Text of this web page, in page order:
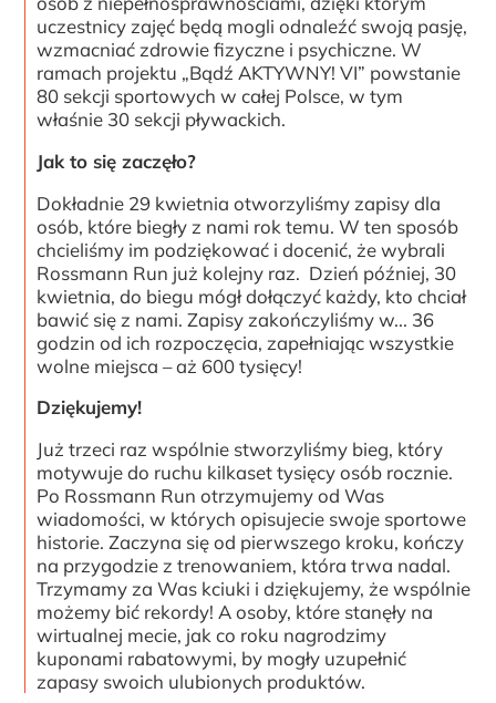
uczestnicy zajęć będą mogli odnaleźć swoją pasję,
wzmacniać zdrowie fizyczne i psychiczne. W
ramach projektu „Bądź AKTYWNY! VI” powstanie
80 sekcji sportowych w całej Polsce, w tym
właśnie 30 sekcji pływackich.
Jak to się zaczęło?
Dokładnie 29 kwietnia otworzyliśmy zapisy dla
osób, które biegły z nami rok temu. W ten sposób
chcieliśmy im podziękować i docenić, że wybrali
Rossmann Run już kolejny raz. Dzień później, 30
kwietnia, do biegu mógł dołączyć każdy, kto chciał
bawić się z nami. Zapisy zakończyliśmy w... 36
godzin od ich rozpoczęcia, zapełniając wszystkie
wolne miejsca – aż 600 tysięcy!
Dziękujemy!
Już trzeci raz wspólnie stworzyliśmy bieg, który
motywuje do ruchu kilkaset tysięcy osób rocznie.
Po Rossmann Run otrzymujemy od Was
wiadomości, w których opisujecie swoje sportowe
historie. Zaczyna się od pierwszego kroku, kończy
na przygodzie z trenowaniem, która trwa nadal.
Trzymamy za Was kciuki i dziękujemy, że wspólnie
możemy bić rekordy! A osoby, które stanęły na
wirtualnej mecie, jak co roku nagrodzimy
kuponami rabatowymi, by mogły uzupełnić
zapasy swoich ulubionych produktów.